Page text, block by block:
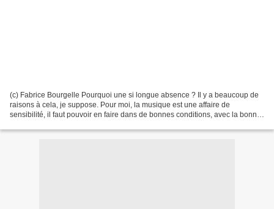
(c) Fabrice Bourgelle Pourquoi une si longue absence ? Il y a beaucoup de
raisons à cela, je suppose. Pour moi, la musique est une affaire de
sensibilité, il faut pouvoir en faire dans de bonnes conditions, avec la bonne